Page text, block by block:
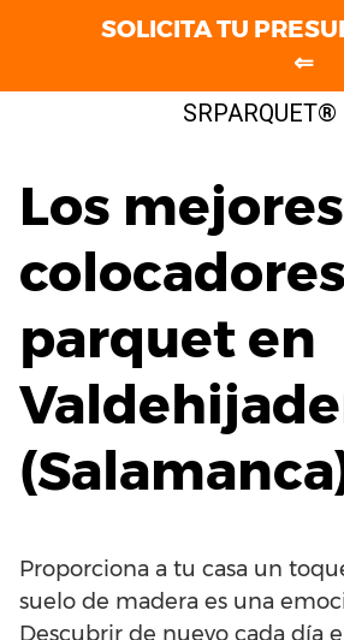
SRPARQUET®
Los mejores
parquet en
Proporciona a tu casa un
suelo de madera es una
Descubrir de nuevo cada día
SOLICITA TU
⇐